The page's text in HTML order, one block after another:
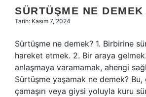
SÜRTÜŞME NE DEMEK
Tarih: Kasım 7, 2024
Sürtüşme ne demek? 1. Birbirine
hareket etmek. 2. Bir araya
anlaşmaya varamamak, ahengi
Sürtüşme yaşamak ne demek?
çamaşırı veya giysi yoluyla kuru